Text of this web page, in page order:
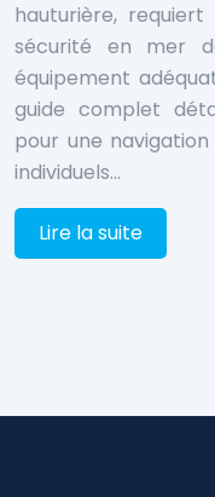
hauturière,
sécurité en mer
équipement
guide complet
pour une
individuels…
Lire la suite